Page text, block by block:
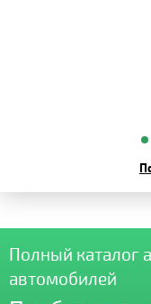
Полный каталог
автомобилей